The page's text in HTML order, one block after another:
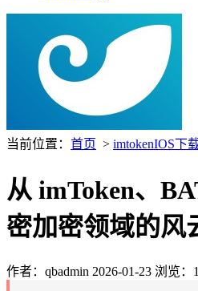
当前位置： 首页 > imtokenIOS下
从 imToken、
密加密领域的风
作者：qbadmin 2026-01-23 浏览：